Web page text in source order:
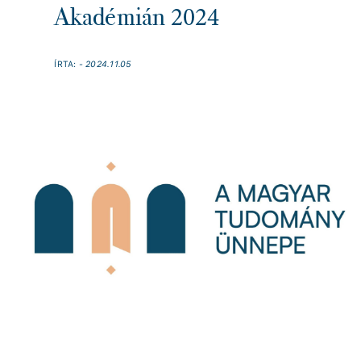
Akadémián 2024
ÍRTA: - 2024.11.05